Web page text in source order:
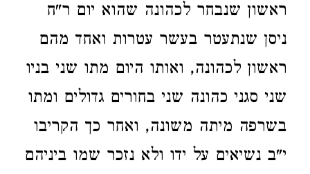
ראשון שנבחר לכהונה שהוא יום ר"ח
ניסן שנתעטר בעשר עטרות ואחד מהם
ראשון לכהונה, ואותו היום מתו שני בניו
שני סגני כהונה שני בחורים גדולים ומתו
בשרפה מיתה משונה, ואחר כך הקריבו
י"ב נשיאים על ידו ולא נזכר שמו ביניהם